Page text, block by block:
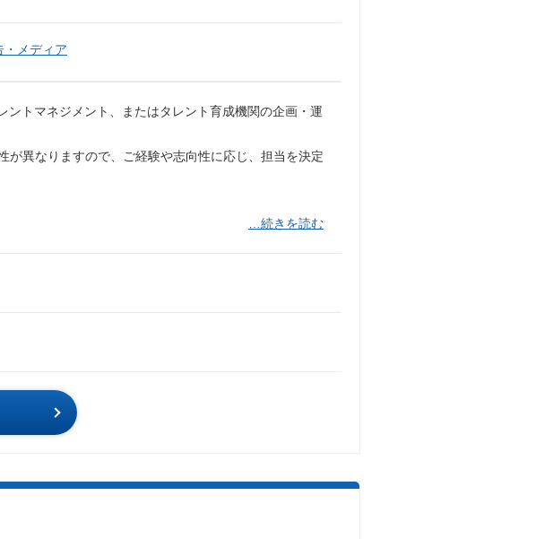
・メディア
ントマネジメント、またはタレント育成機関の企画・運
が異なりますので、ご経験や志向性に応じ、担当を決定
…続きを読む